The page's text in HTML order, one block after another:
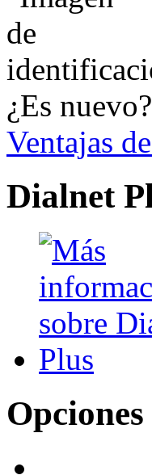
¿Es nuevo?
Ventajas
Dialnet